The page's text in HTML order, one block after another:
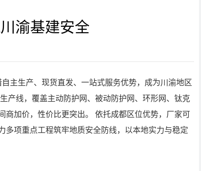
渝基建安全
主生产、现货直发、一站式服务优势，成为川渝地区
产线，覆盖主动防护网、被动防护网、环形网、钛克
加价，性价比更突出。 依托成都区位优势，厂家可
项重点工程筑牢地质安全防线，以本地实力与稳定